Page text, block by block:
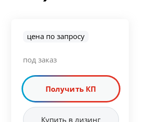
цена по запросу
под заказ
Получить КП
Купить в лизинг